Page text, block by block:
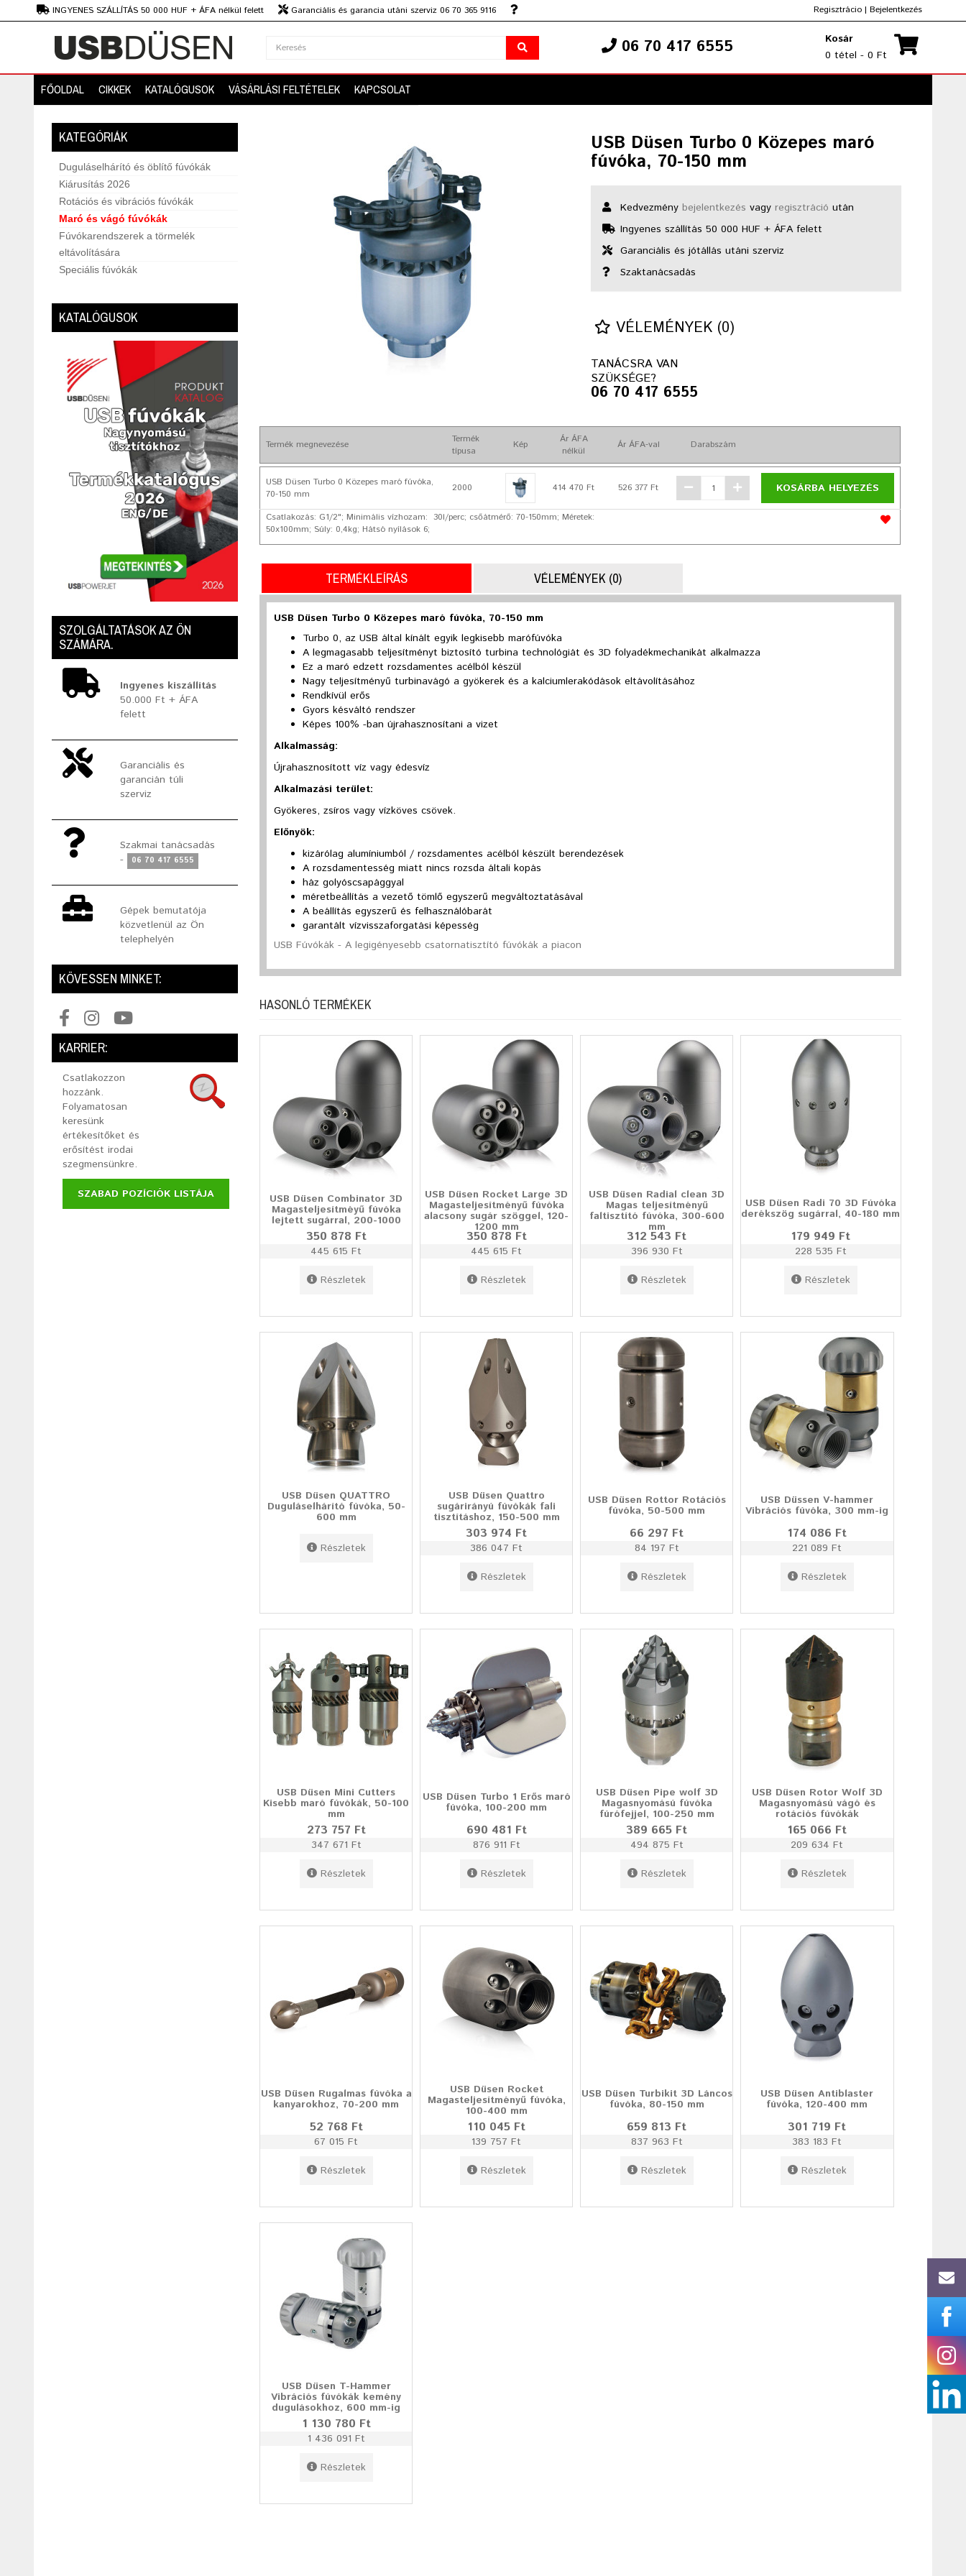
INGYENES SZÁLLÍTÁS 50 000 HUF + ÁFA nélkül felett
Garanciális és garancia utáni szerviz 06 70 365 9116
Szaktanácsadás
Regisztrácio | Bejelentkezés
06 70 417 6555
Kosár
0 tétel - 0 Ft
FŐOLDAL CIKKEK KATALÓGUSOK VÁSÁRLÁSI FELTÉTELEK KAPCSOLAT
KATEGÓRIÁK
Duguláselhárító és öblítő fúvókák
Kiárusítás 2026
Rotációs és vibrációs fúvókák
Maró és vágó fúvókák
Fúvókarendszerek a törmelék
eltávolítására
Speciális fúvókák
KATALÓGUSOK
SZOLGÁLTATÁSOK AZ ÖN
SZÁMÁRA.
Ingyenes kiszállítás
50.000 Ft + ÁFA
felett
Garanciális és
garancián túli
szerviz
Szakmai tanácsadás
-
06 70 417 6555
Gépek bemutatója
közvetlenül az Ön
telephelyén
KÖVESSEN MINKET:
KARRIER:
Csatlakozzon
hozzánk.
Folyamatosan
keresünk
értékesítőket és
erősítést irodai
szegmensünkre.
SZABAD POZÍCIÓK LISTÁJA
USB Düsen Turbo 0 Közepes maró
fúvóka, 70-150 mm
Kedvezménybejelentkezés vagyregisztráció után
Ingyenes szállítás 50 000 HUF + ÁFA felett
Garanciális és jótállás utáni szerviz
Szaktanácsadás
VÉLEMÉNYEK (0)
TANÁCSRA VAN
SZÜKSÉGE?
06 70 417 6555
Termék megnevezése
Termék
típusa
Kép
Ár ÁFA
nélkül
Ár ÁFA-val Darabszám
USB Düsen Turbo 0 Közepes maró fúvóka,
70-150 mm
2000 414 470 Ft 526 377 Ft KOSÁRBA HELYEZÉS
Csatlakozás: G1/2"; Minimális vízhozam: 30l/perc; csőátmérő: 70-150mm; Méretek:
50x100mm; Súly: 0,4kg; Hátsó nyílások 6;
TERMÉKLEÍRÁS VÉLEMÉNYEK (0)
USB Düsen Turbo 0 Közepes maró fúvóka, 70-150 mm
Turbo 0, az USB által kínált egyik legkisebb marófúvóka
A legmagasabb teljesítményt biztosító turbina technológiát és 3D folyadékmechanikát alkalmazza
Ez a maró edzett rozsdamentes acélból készül
Nagy teljesítményű turbinavágó a gyökerek és a kalciumlerakódások eltávolításához
Rendkívül erős
Gyors késváltó rendszer
Képes 100% -ban újrahasznosítani a vizet
Alkalmasság:
Újrahasznosított víz vagy édesvíz
Alkalmazási terület:
Gyökeres, zsíros vagy vízköves csövek.
Előnyök:
kizárólag alumíniumból / rozsdamentes acélból készült berendezések
A rozsdamentesség miatt nincs rozsda általi kopás
ház golyóscsapággyal
méretbeállítás a vezető tömlő egyszerű megváltoztatásával
A beállítás egyszerű és felhasználóbarát
garantált vízvisszaforgatási képesség
USB Fúvókák - A legigényesebb csatornatisztító fúvókák a piacon
HASONLÓ TERMÉKEK
USB Düsen Combinator 3D
Magasteljesítméyű fúvóka
lejtett sugárral, 200-1000
350 878 Ft
445 615 Ft
Részletek
USB Düsen Rocket Large 3D
Magasteljesítményű fúvóka
alacsony sugár szöggel, 120-
1200 mm
350 878 Ft
445 615 Ft
Részletek
USB Düsen Radial clean 3D
Magas teljesítményű
faltisztító fúvóka, 300-600
mm
312 543 Ft
396 930 Ft
Részletek
USB Düsen Radi 70 3D Fúvóka
derékszög sugárral, 40-180 mm
179 949 Ft
228 535 Ft
Részletek
USB Düsen QUATTRO
Duguláselhárító fúvóka, 50-
600 mm
Részletek
USB Düsen Quattro
sugárirányú fúvókák fali
tisztításhoz, 150-500 mm
303 974 Ft
386 047 Ft
Részletek
USB Düsen Rottor Rotációs
fúvóka, 50-500 mm
66 297 Ft
84 197 Ft
Részletek
USB Düssen V-hammer
Vibrációs fúvóka, 300 mm-ig
174 086 Ft
221 089 Ft
Részletek
USB Düsen Mini Cutters
Kisebb maró fúvókák, 50-100
mm
273 757 Ft
347 671 Ft
Részletek
USB Düsen Turbo 1 Erős maró
fúvóka, 100-200 mm
690 481 Ft
876 911 Ft
Részletek
USB Düsen Pipe wolf 3D
Magasnyomású fúvóka
fúrófejjel, 100-250 mm
389 665 Ft
494 875 Ft
Részletek
USB Düsen Rotor Wolf 3D
Magasnyomású vágó és
rotációs fúvókák
165 066 Ft
209 634 Ft
Részletek
USB Düsen Rugalmas fúvóka a
kanyarokhoz, 70-200 mm
52 768 Ft
67 015 Ft
Részletek
USB Düsen Rocket
Magasteljesítményű fúvóka,
100-400 mm
110 045 Ft
139 757 Ft
Részletek
USB Düsen Turbikit 3D Láncos
fúvóka, 80-150 mm
659 813 Ft
837 963 Ft
Részletek
USB Düsen Antiblaster
fúvóka, 120-400 mm
301 719 Ft
383 183 Ft
Részletek
USB Düsen T-Hammer
Vibrációs fúvókák kemény
dugulásokhoz, 600 mm-ig
1 130 780 Ft
1 436 091 Ft
Részletek